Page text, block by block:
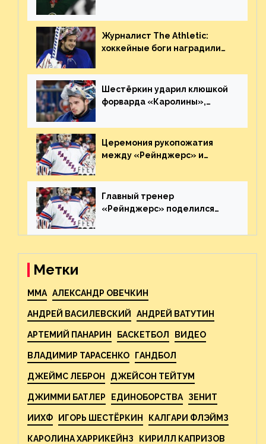
Украине
Журналист The Athletic:
хоккейные боги наградили
великолепную игру
Шестёркин ударил клюшкой
форварда «Каролины»,
пятаке. Видео
Церемония рукопожатия
между «Рейнджерс» и
матча плей-офф. Видео
Главный тренер
«Рейнджерс» поделился
предстоящего финала
Метки
MMA АЛЕКСАНДР ОВЕЧКИН
АНДРЕЙ ВАСИЛЕВСКИЙ АНДРЕЙ ВАТУТИН
АРТЕМИЙ ПАНАРИН БАСКЕТБОЛ ВИДЕО
ВЛАДИМИР ТАРАСЕНКО ГАНДБОЛ
ДЖЕЙМС ЛЕБРОН ДЖЕЙСОН ТЕЙТУМ
ДЖИММИ БАТЛЕР ЕДИНОБОРСТВА ЗЕНИТ
ИИХФ ИГОРЬ ШЕСТЁРКИН КАЛГАРИ ФЛЭЙМЗ
КАРОЛИНА ХАРРИКЕЙНЗ КИРИЛЛ КАПРИЗОВ